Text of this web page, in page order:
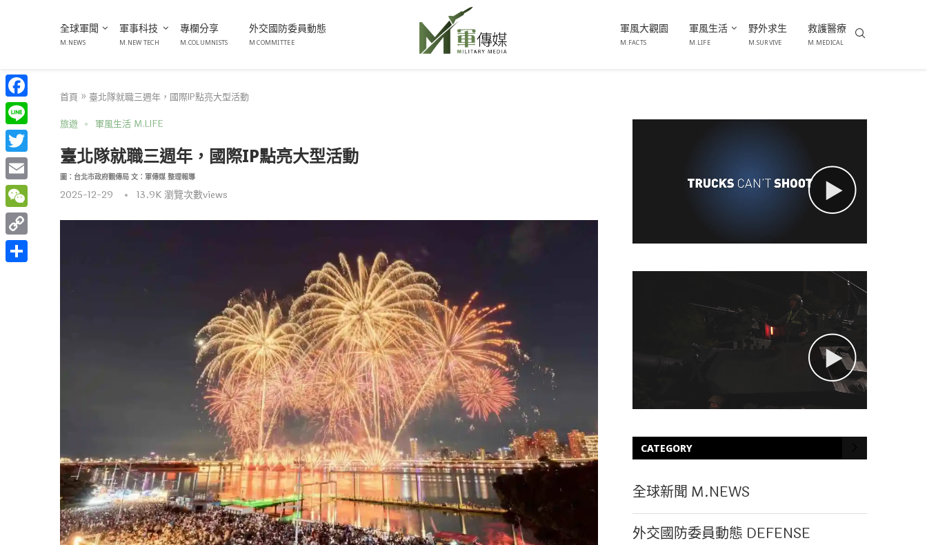
全球軍聞
M.NEWS
軍事科技
M.NEW TECH
專欄分享
M.COLUMNISTS
外交國防委員動態
M COMMITTEE
軍風大觀園
M.FACTS
軍風生活
M.LIFE
野外求生
M.SURVIVE
救護醫療
M.MEDICAL
首頁 » 臺北隊就職三週年，國際IP點亮大型活動
旅遊
軍風生活 M.LIFE
臺北隊就職三週年，國際IP點亮大型活動
圖：台北市政府觀傳局 文：軍傳媒 整理報導
2025-12-29 13.9K瀏覽次數views
CATEGORY
全球新聞 M.NEWS
外交國防委員動態 DEFENSE
Facebook
Line
Twitter
Email
WeChat
Copy
Link